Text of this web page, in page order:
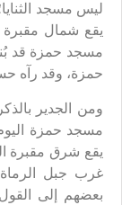
ليس مسجد
مسجد حمزة قد
حمزة، وقد رآه
ومن الجدير
مسجد حمزة
يقع شرق مقبرة
غرب جبل
بعضهم إلى